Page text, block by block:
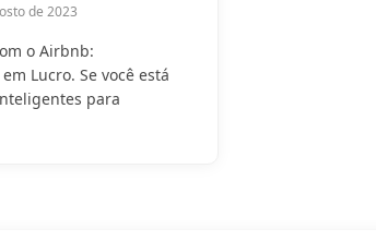
de 2023
o Airbnb:
Lucro. Se você está
para